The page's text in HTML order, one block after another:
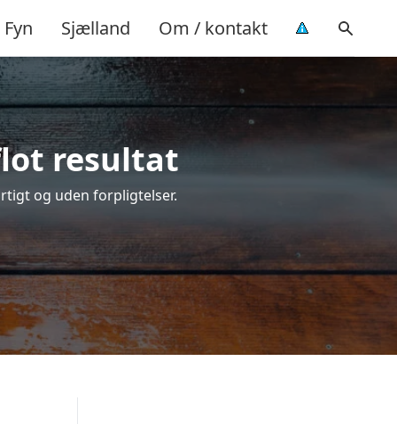
Fyn Sjælland Om / kontakt
resultat
og uden forpligtelser.